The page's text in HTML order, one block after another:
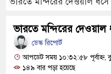
বেধ’ড়’ক পি’টি’য়ে
ভারতে মন্দিরের
ডেস্ক রিপোর্ট
আপডেট সময় ১০:৩২:৫৮ পূর্বাহ্ন,
১৪৯ বার পড়া হয়েছে